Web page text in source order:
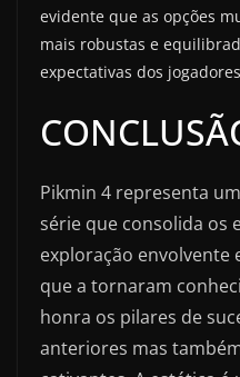
evidente que as opções
mais robustas e
expectativas dos
Pikmin 4 representa
série que consolida os
exploração envolvente
que a tornaram
honra os pilares de
anteriores mas